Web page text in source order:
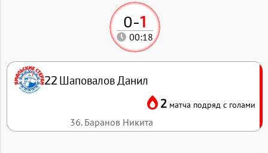
0-1
00:18
22 Шаповалов Данил
2 матча подряд с голами
36. Баранов Никита